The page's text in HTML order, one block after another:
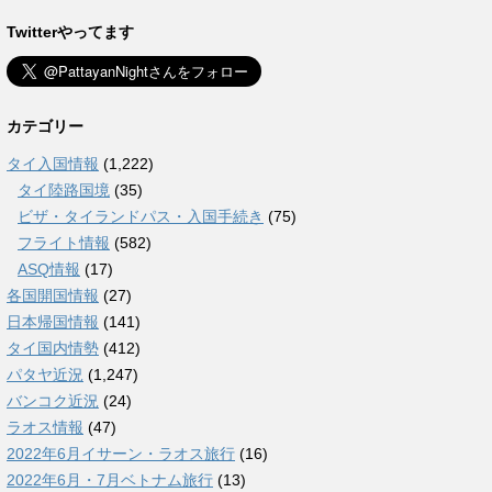
Twitterやってます
カテゴリー
タイ入国情報 (1,222)
タイ陸路国境 (35)
ビザ・タイランドパス・入国手続き (75)
フライト情報 (582)
ASQ情報 (17)
各国開国情報 (27)
日本帰国情報 (141)
タイ国内情勢 (412)
パタヤ近況 (1,247)
バンコク近況 (24)
ラオス情報 (47)
2022年6月イサーン・ラオス旅行 (16)
2022年6月・7月ベトナム旅行 (13)